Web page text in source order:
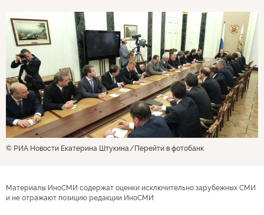
© РИА Новости Екатерина Штукина Перейти в фотобанк
Материалы ИноСМИ содержат оценки исключительно зарубежных СМИ
и не отражают позицию редакции ИноСМИ